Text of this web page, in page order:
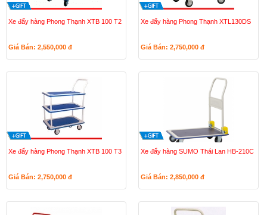
Xe đẩy hàng Phong Thạnh XTB 100 T2
Giá Bán: 2,550,000 đ
Xe đẩy hàng Phong Thạnh XTL130DS
Giá Bán: 2,750,000 đ
Xe đẩy hàng Phong Thạnh XTB 100 T3
Giá Bán: 2,750,000 đ
Xe đẩy hàng SUMO Thái Lan HB-210C
Giá Bán: 2,850,000 đ